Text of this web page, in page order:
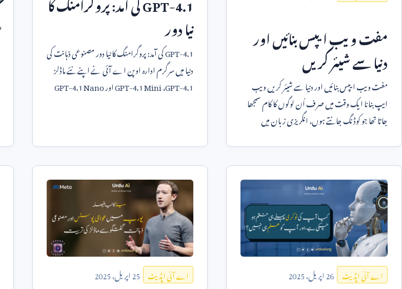
مفت ویب ایپس بنائیں اور
دنیا سے شیئر کریں
مفت ویب ایپس بنائیں اور دنیا سے شیئر کریں ویب
ایپ بنانا ایک وقت میں صرف اُن لوگوں کا کام سمجھا
جاتا تھا جو کوڈنگ جانتے ہوں، انگریزی زبان میں
نیا دور
GPT-4.1کی آمد: پروگرامنگ کا نیا دور مصنوعی ذہانت کی
دنیا میں سرگرم ادارہ اوپن اے آئی نے اپنے نئے ماڈلز
GPT-4.1،GPT-4.1 MiniاورGPT-4.1 Nano
اے آئی اپڈیٹ 26اپریل،2025 اے آئی اپڈیٹ 25اپریل،2025